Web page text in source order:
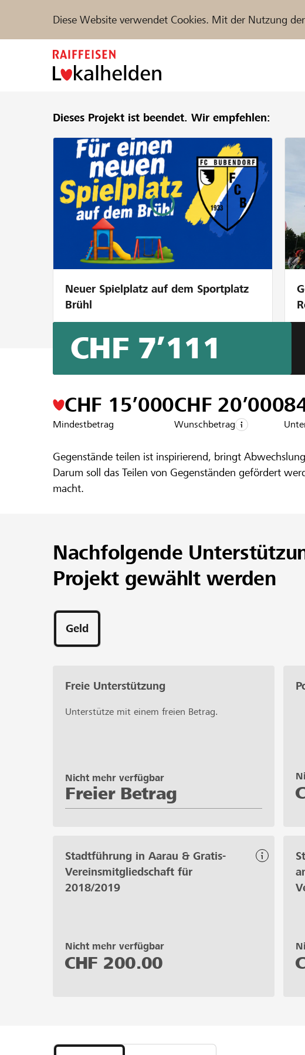
Diese Website verwendet Cookies. Mit der Nutzung
Unterstützen Hilfe & Support Partner /
Projekte und Organisationen finden
FR IT
Dieses Projekt ist beendet. Wir empfehlen:
Neuer Spielplatz auf dem Sportplatz
Brühl
shaare
Ein Projekt aus der Region derRaiffeisenbank
Gegenstände teilen ist inspirierend, bringt
Darum soll das Teilen von Gegenständen gefördert
macht.
CHF 7’111
CHF 15’000
Mindestbetrag
CHF 20’000
Wunschbetrag
Nachfolgende
Projekt gewählt werden
Geld
Freie Unterstützung
Unterstütze mit einem freien Betrag.
Freier Betrag
Nicht mehr verfügbar
Stadtführung in Aarau & Gratis-
Vereinsmitgliedschaft für
2018/2019
Nicht mehr verfügbar
CHF 200.00